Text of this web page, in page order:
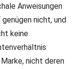
Anweisungen
genügen nicht, und
keine
nicht deren